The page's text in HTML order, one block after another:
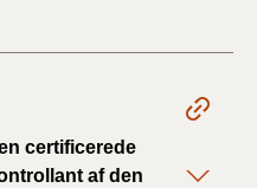
certificerede
af den